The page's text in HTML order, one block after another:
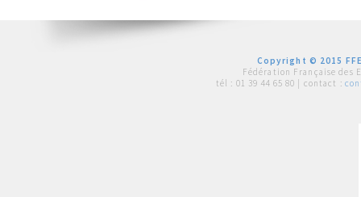
Copyright © 2015
Fédération Française des
tél : 01 39 44 65 80 | contact :